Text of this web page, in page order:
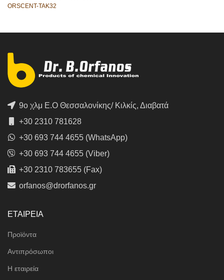
ORSCENT-TAK32
9ο χλμ Ε.Ο Θεσσαλονίκης/ Κιλκίς, Διαβατά
+30 2310 781628
+30 693 744 4655 (WhatsApp)
+30 693 744 4655 (Viber)
+30 2310 783655 (Fax)
orfanos@drorfanos.gr
ΕΤΑΙΡΕΙΑ
Προϊόντα
Αντιπρόσωποι
Η εταιρεία